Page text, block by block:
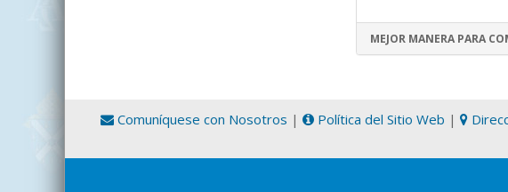
MEJOR MANERA PARA
Comuníquese con Nosotros | Política del Sitio Web |